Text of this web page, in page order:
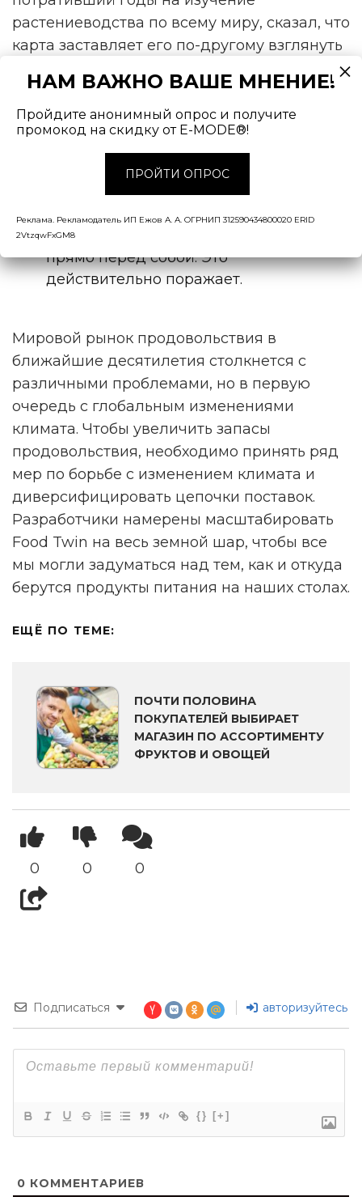
растениеводства по всему миру, сказал, что
карта заставляет его по-другому взглянуть
— Одно дело вести подобные
как изменение климата влияет на
продовольственные системы,
разрывая цепочки поставок.
Другое дело видеть эти данные
прямо перед собой. Это
действительно поражает.
Мировой рынок продовольствия в
ближайшие десятилетия столкнется с
различными проблемами, но в первую
очередь с глобальным изменениями
климата. Чтобы увеличить запасы
продовольствия, необходимо принять ряд
мер по борьбе с изменением климата и
диверсифицировать цепочки поставок.
Разработчики намерены масштабировать
Food Twin на весь земной шар, чтобы все
мы могли задуматься над тем, как и откуда
берутся продукты питания на наших столах.
ЕЩЁ ПО ТЕМЕ:
ПОЧТИ ПОЛОВИНА
ПОКУПАТЕЛЕЙ ВЫБИРАЕТ
МАГАЗИН ПО АССОРТИМЕНТУ
ФРУКТОВ И ОВОЩЕЙ
0 0 0
Подписаться авторизуйтесь
{} [+]
0 КОММЕНТАРИЕВ
НАМ ВАЖНО ВАШЕ МНЕНИЕ!
Пройдите анонимный опрос и получите
промокод на скидку от E-MODE®!
ПРОЙТИ ОПРОС
Реклама. Рекламодатель ИП Ежов А. А. ОГРНИП 312590434800020 ERID
2VtzqwFxGM8